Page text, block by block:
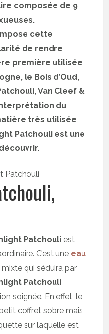
composée de 9
cette
de rendre
première utilisée
le Bois d’Oud,
Van Cleef &
du
très utilisée
Patchouli est une
Patchouli est
C’est une eau
qui séduira par
Patchouli
soignée. En effet, le
coffret sobre mais
sur laquelle est